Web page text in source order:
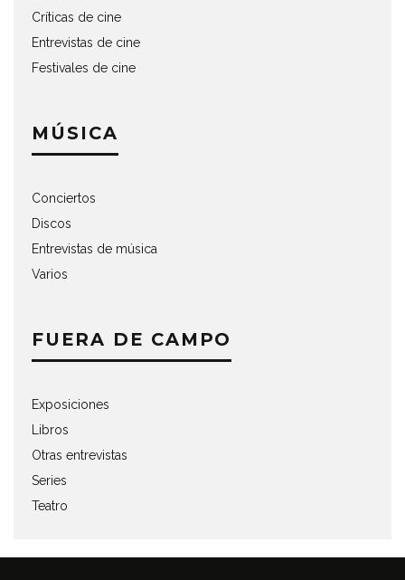
Críticas de cine
Entrevistas de cine
Festivales de cine
MÚSICA
Conciertos
Discos
Entrevistas de música
Varios
FUERA DE CAMPO
Exposiciones
Libros
Otras entrevistas
Series
Teatro